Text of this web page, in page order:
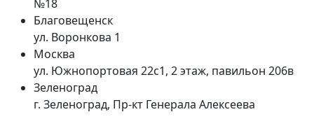
№18
Благовещенск
ул. Воронкова 1
Москва
ул. Южнопортовая 22с1, 2 этаж, павильон 206в
Зеленоград
г. Зеленоград, Пр-кт Генерала Алексеева